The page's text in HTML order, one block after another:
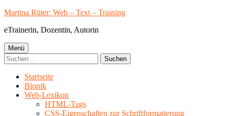
Springe
Inhalt
Martina Rüter: Web – Text – Training
eTrainerin, Dozentin, Autorin
Primäres
Menü
Menü
Suchen
nach:
Startseite
Bionik
Web-Lexikon
HTML-Tags
CSS-Eigenschaften zur Schriftformatierung